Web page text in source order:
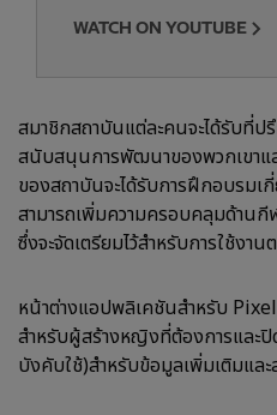
WATCH ON YOUTUBE
สมาชิกสถาบันแต่ละคนจะได้รับที่ป
สนับสนุนการพัฒนาของพวกเขาแล
ของสถาบันจะได้รับการฝึกอบรม
สามารถเพิ่มความครอบคลุมด้าน
ซึ่งจะจัดเตรียมไว้สำหรับการใช้งา
หน้าต่างแอปพลิเคชันสำหรับ
สำหรับผู้สร้างหญิงที่ต้องการและ
บังคับใช้)สำหรับข้อมูลเพิ่มเติมแล